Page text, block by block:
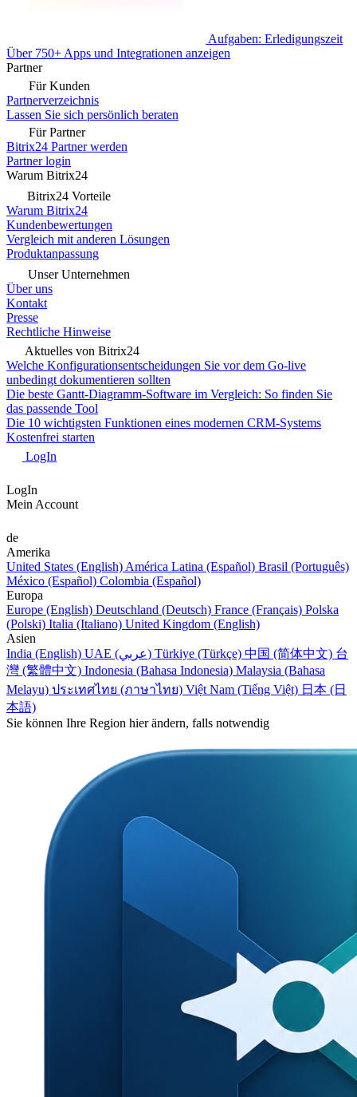
Aufgaben: Erledigungszeit
Über 750+ Apps und Integrationen anzeigen
Partner
Für Kunden
Partnerverzeichnis
Lassen Sie sich persönlich beraten
Für Partner
Bitrix24 Partner werden
Partner login
Warum Bitrix24
Bitrix24 Vorteile
Warum Bitrix24
Kundenbewertungen
Vergleich mit anderen Lösungen
Produktanpassung
Unser Unternehmen
Über uns
Kontakt
Presse
Rechtliche Hinweise
Aktuelles von Bitrix24
Welche Konfigurationsentscheidungen Sie vor dem Go-live
unbedingt dokumentieren sollten
Die beste Gantt-Diagramm-Software im Vergleich: So finden Sie
das passende Tool
Die 10 wichtigsten Funktionen eines modernen CRM-Systems
Kostenfrei starten
LogIn
LogIn
Mein Account
de
Amerika
United States (English) América Latina (Español) Brasil (Português)
México (Español) Colombia (Español)
Europa
Europe (English) Deutschland (Deutsch) France (Français) Polska
(Polski) Italia (Italiano) United Kingdom (English)
Asien
India (English)
UAE (عربي) Türkiye (Türkçe) 中国 (简体中文) 台
灣 (繁體中文) Indonesia (Bahasa Indonesia) Malaysia (Bahasa
Melayu) ประเทศไทย (ภาษาไทย) Việt Nam (Tiếng Việt) 日本 (日
本語)
Sie können Ihre Region hier ändern, falls notwendig